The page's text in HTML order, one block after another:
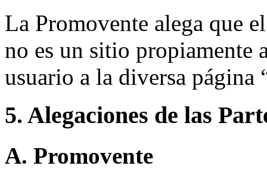
La Promovente alega que
no es un sitio propiamente
usuario a la diversa página
5. Alegaciones de las
A. Promovente